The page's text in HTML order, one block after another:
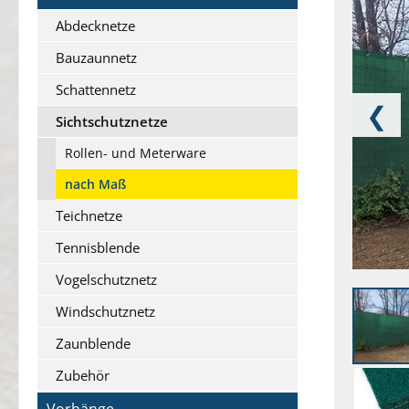
Abdecknetze
Bauzaunnetz
Schattennetz
Sichtschutznetze
Rollen- und Meterware
nach Maß
Teichnetze
Tennisblende
Vogelschutznetz
Windschutznetz
Zaunblende
Zubehör
❮